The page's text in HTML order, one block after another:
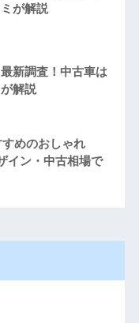
が解説
新調査！中古車は
解説
すめのおしゃれ
イン・中古相場で